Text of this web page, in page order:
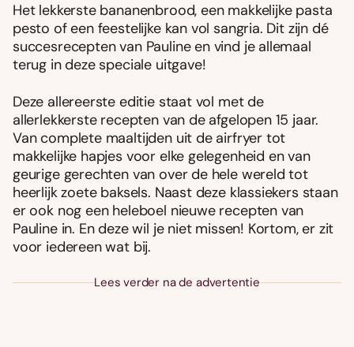
Het lekkerste bananenbrood, een makkelijke pasta
pesto of een feestelijke kan vol sangria. Dit zijn dé
succesrecepten van Pauline en vind je allemaal
terug in deze speciale uitgave!
Deze allereerste editie staat vol met de
allerlekkerste recepten van de afgelopen 15 jaar.
Van complete maaltijden uit de airfryer tot
makkelijke hapjes voor elke gelegenheid en van
geurige gerechten van over de hele wereld tot
heerlijk zoete baksels. Naast deze klassiekers staan
er ook nog een heleboel nieuwe recepten van
Pauline in. En deze wil je niet missen! Kortom, er zit
voor iedereen wat bij.
Lees verder na de advertentie